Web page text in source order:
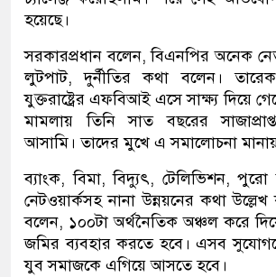
হয়েছে।
সরকারপ্রধান বলেন, বিএনপির অনেক
লুটপাট, দুর্নীতির কথা বলেন।
যুক্তরাষ্ট্রের এফবিআই এসে সাক্ষ্য দিয়ে
মামলায় তিনি সাত বছরের
আসামি। তাদের মুখে এ সমালোচনা
ব্যাংক, বিমা, বিদ্যুৎ, টেলিভিশন, পুরো
নেটওয়ার্কসহ নানা উন্নয়নের কথা
বলেন, ১০০টা অর্থনৈতিক অঞ্চল করে
জমির ব্যবহার করতে হবে। এসব
যুব সমাজকে এগিয়ে আসতে হবে।